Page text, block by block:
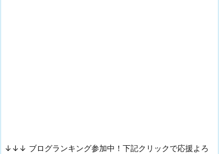
↓↓↓ ブログランキング参加中！下記クリックで応援よろ